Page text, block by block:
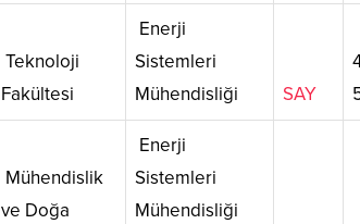
Teknoloji
Fakültesi
Enerji
Sistemleri
Mühendisliği
SAY
Mühendislik
ve Doğa
Enerji
Sistemleri
Mühendisliği